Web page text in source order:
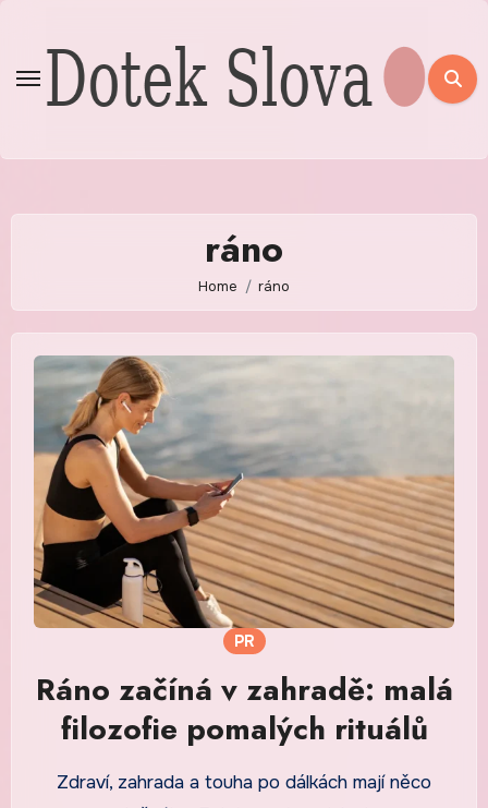
content
ráno
Home ráno
PR
Ráno začíná v zahradě: malá
filozofie pomalých rituálů
Zdraví, zahrada a touha po dálkách mají něco